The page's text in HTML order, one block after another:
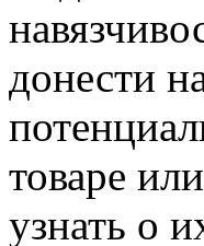
донести
товаре
узнать о